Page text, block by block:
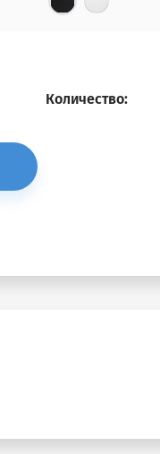
Количество: